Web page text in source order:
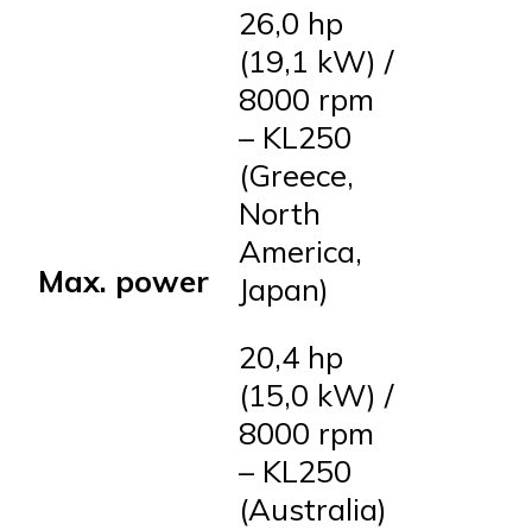
Max. power
26,0 hp
(19,1 kW) /
8000 rpm
– KL250
(Greece,
North
America,
Japan)
20,4 hp
(15,0 kW) /
8000 rpm
– KL250
(Australia)